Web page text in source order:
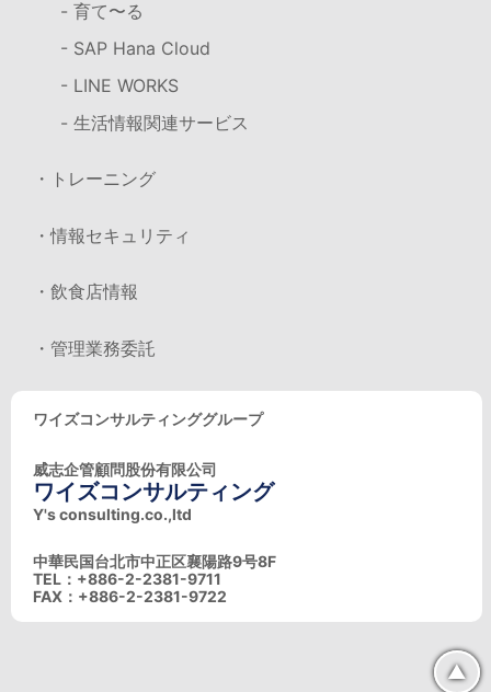
- 育て〜る
- SAP Hana Cloud
- LINE WORKS
- 生活情報関連サービス
・トレーニング
・情報セキュリティ
・飲食店情報
・管理業務委託
ワイズコンサルティンググループ
威志企管顧問股份有限公司
ワイズコンサルティング
Y's consulting.co.,ltd
中華民国台北市中正区襄陽路9号8F
TEL：+886-2-2381-9711
FAX：+886-2-2381-9722
▲